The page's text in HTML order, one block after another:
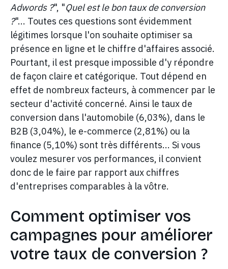
Adwords ?", "Quel est le bon taux de conversion
?"... Toutes ces questions sont évidemment
légitimes lorsque l'on souhaite optimiser sa
présence en ligne et le chiffre d'affaires associé.
Pourtant, il est presque impossible d'y répondre
de façon claire et catégorique. Tout dépend en
effet de nombreux facteurs, à commencer par le
secteur d'activité concerné. Ainsi le taux de
conversion dans l'automobile (6,03%), dans le
B2B (3,04%), le e-commerce (2,81%) ou la
finance (5,10%) sont très différents... Si vous
voulez mesurer vos performances, il convient
donc de le faire par rapport aux chiffres
d'entreprises comparables à la vôtre.
Comment optimiser vos
campagnes pour améliorer
votre taux de conversion ?